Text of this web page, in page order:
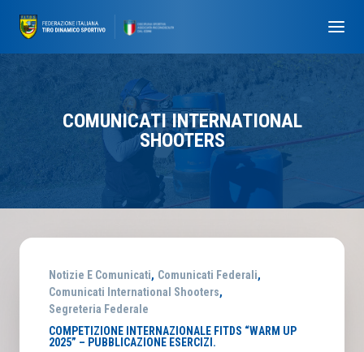
COMUNICATI INTERNATIONAL
SHOOTERS
Notizie E Comunicati, Comunicati Federali,
Comunicati International Shooters,
Segreteria Federale
COMPETIZIONE INTERNAZIONALE FITDS “WARM UP
2025” – PUBBLICAZIONE ESERCIZI.